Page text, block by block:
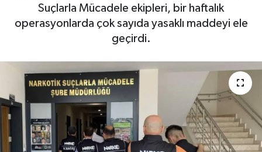
Suçlarla Mücadele ekipleri, bir haftalık
operasyonlarda çok sayıda yasaklı maddeyi ele
geçirdi.
Haberde İnsan
Magazin
Manşetler